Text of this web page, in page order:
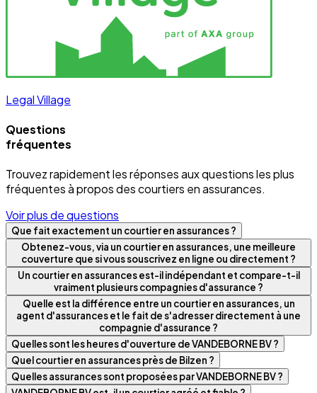
Legal Village
Questions
fréquentes
Trouvez rapidement les réponses aux questions les plus
fréquentes à propos des courtiers en assurances.
Voir plus de questions
Que fait exactement un courtier en assurances ?
Obtenez-vous, via un courtier en assurances, une meilleure
couverture que si vous souscrivez en ligne ou directement ?
Un courtier en assurances est-il indépendant et compare-t-il
vraiment plusieurs compagnies d'assurance ?
Quelle est la différence entre un courtier en assurances, un
agent d'assurances et le fait de s'adresser directement à une
compagnie d'assurance ?
Quelles sont les heures d'ouverture de VANDEBORNE BV ?
Quel courtier en assurances près de Bilzen ?
Quelles assurances sont proposées par VANDEBORNE BV ?